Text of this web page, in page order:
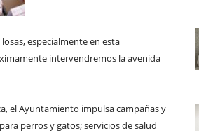
especialmente en esta
intervendremos la avenida
el Ayuntamiento impulsa campañas y
perros y gatos; servicios de salud